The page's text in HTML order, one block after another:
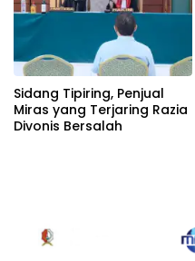
Sidang Tipiring, Penjual
Miras yang Terjaring Razia
Divonis Bersalah